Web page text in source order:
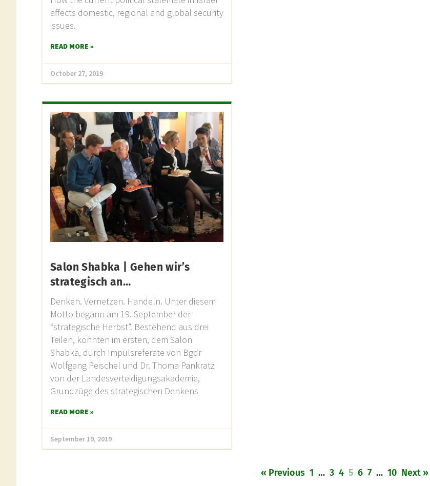
affects domestic, regional and global security
issues.
READ MORE »
October 27, 2019
Salon Shabka | Gehen wir’s
strategisch an…
Denken. Vernetzen. Handeln. Unter diesem
Motto begann am 19. September der
“strategische Herbst”. Bestehend aus drei
Teilen, konnten im ersten, dem Salon
Shabka, durch Impulsreferate von Bgdr
Wolfgang Peischel und Dr. Thoma Pankratz
von der Landesverteidigungsakademie,
Grundzüge des strategischen Denkens
READ MORE »
September 19, 2019
« Previous 1 … 3 4 5 6 7 … 10 Next »